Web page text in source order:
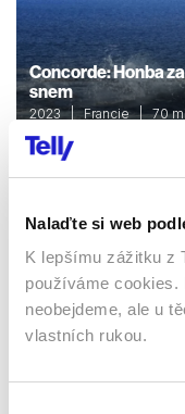
Nalaďte si web
K lepšímu zážitku z
používáme
neobejdeme, ale u
vlastních rukou.
Concorde: Honba za
snem
2023 | Francie | 70
Dokumenty / Historický
Sledujte
po celé